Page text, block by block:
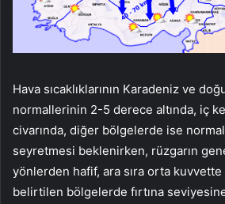
Hava sıcaklıklarının Karadeniz ve
normallerinin 2-5 derece altında, iç
civarında, diğer bölgelerde ise
seyretmesi beklenirken, rüzgarın
yönlerden hafif, ara sıra orta
belirtilen bölgelerde fırtına